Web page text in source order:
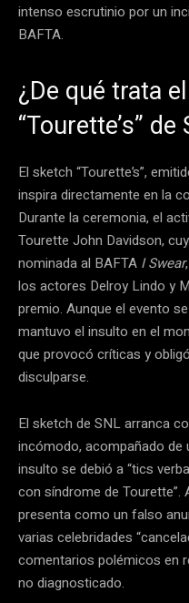
intenso escrutinio por un
BAFTA.
¿De qué trata
“Tourette’s” de
El sketch “Tourette’s”,
inspira directamente en la
Durante la ceremonia, el
Tourette John Davidson,
nominada al BAFTA I Swear
los actores Delroy Lindo y
premio. Aunque el evento
mantuvo el insulto en el
que provocó críticas y
disculparse.
El sketch de SNL arranca
incómodo, acompañado de
insulto se debió a “tics
con síndrome de Tourette”.
presenta como un falso
varias celebridades
comentarios polémicos en
no diagnosticado.